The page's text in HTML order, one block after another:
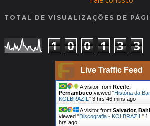
TOTAL DE VISUALIZAÇÕES DE
1 0 0 1 3 3
Live Traffic Feed
A visitor from Recife,
Pernambuco viewed "História da
KOLBRAZIL"3 hrs 46 mins ago
A visitor fromSalvador,
viewed "Discografia - KOLBRAZIL" 1
hrs ago